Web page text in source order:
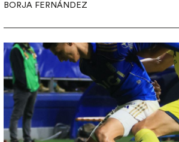
BORJA FERNÁNDEZ